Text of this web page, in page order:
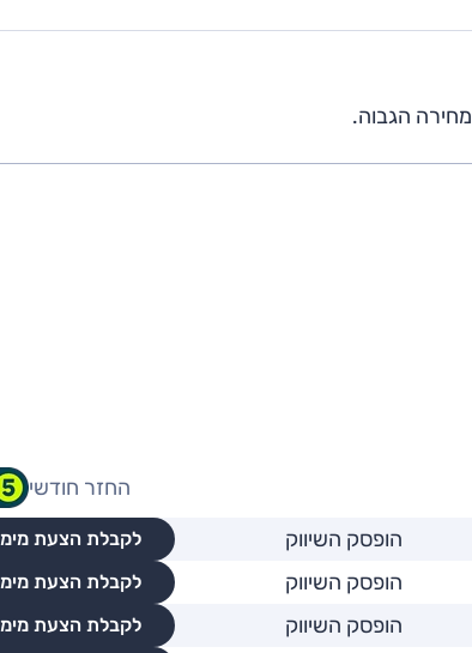
הגבוה.
החזר חודשי
הופסק השיווק לקבלת הצעת
הופסק השיווק לקבלת הצעת
הופסק השיווק לקבלת הצעת